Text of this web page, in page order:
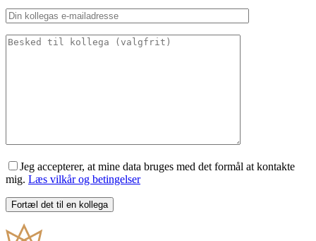
Jeg accepterer, at mine data bruges med det formål at kontakte
mig. Læs vilkår og betingelser